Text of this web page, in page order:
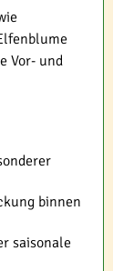
Vor- und
binnen
saisonale